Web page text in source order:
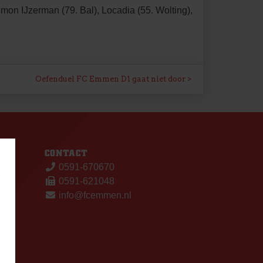
IJzerman (79. Bal), Locadia (55. Wolting),
Oefenduel FC Emmen D1 gaat niet door
CONTACT
0591-670670
0591-621048
info@fcemmen.nl